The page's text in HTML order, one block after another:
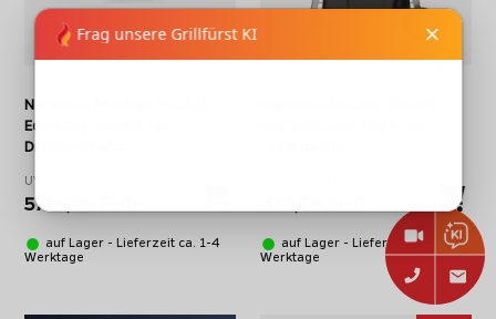
Napoleon Prestige Pro 825
Edelstahl Gasgrill inkl.
Drehspieß und
UVP 6299,00 EUR
5795,08 EUR
auf Lager - Lieferzeit ca. 1-4
Werktage
auf Lager - Lieferzeit ca. 1-4
Werktage